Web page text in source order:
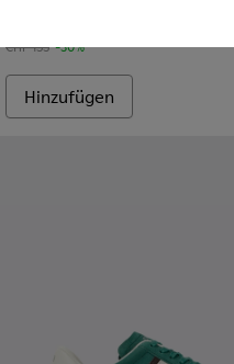
CHF 155 -30%
Hinzufügen